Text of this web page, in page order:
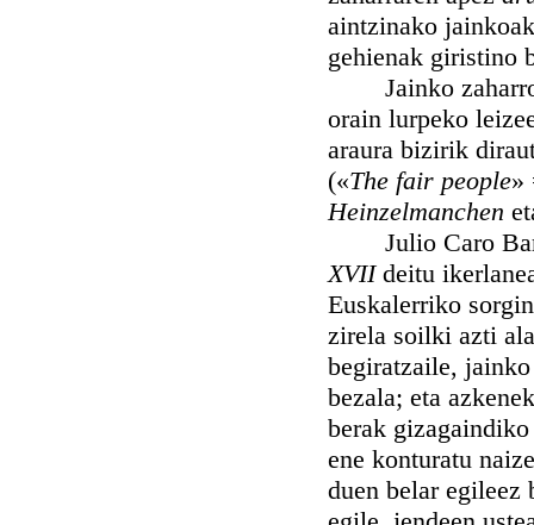
aintzinako
gehienak giristino
Jainko
orain lurpeko
araura bizirik
(«The fair people»
Heinzelmanchen
Julio Caro
XVIIdeitu
Euskalerriko
zirela soilki azti
begiratzaile,
bezala; eta
berak
ene konturatu
duen belar egileez